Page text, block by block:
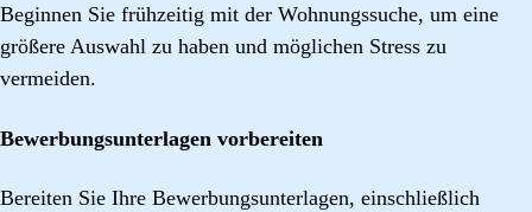
Beginnen Sie frühzeitig mit der Wohnungssuche, um eine
größere Auswahl zu haben und möglichen Stress zu
vermeiden.
Bewerbungsunterlagen vorbereiten
Bereiten Sie Ihre Bewerbungsunterlagen, einschließlich